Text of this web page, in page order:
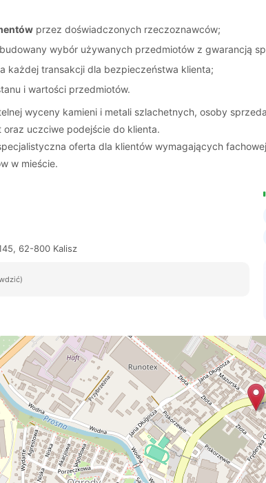
przez doświadczonych rzeczoznawców;
wybór używanych przedmiotów z gwarancją
każdej transakcji dla bezpieczeństwa klienta;
i wartości przedmiotów.
wyceny kamieni i metali szlachetnych, osoby
uczciwe podejście do klienta.
oferta dla klientów wymagających
w mieście.
62-800 Kalisz